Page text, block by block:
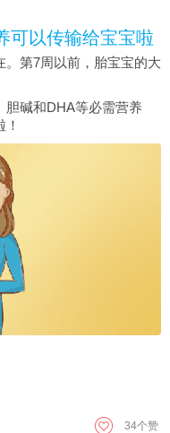
可以传输给宝宝啦
第7周以前，胎宝宝的大
胆碱和DHA等必需营养
34个赞